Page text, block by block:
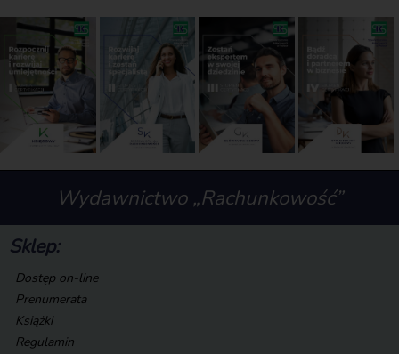
Wydawnictwo „Rachunkowość”
Sklep:
Dostęp on-line
Prenumerata
Książki
Regulamin